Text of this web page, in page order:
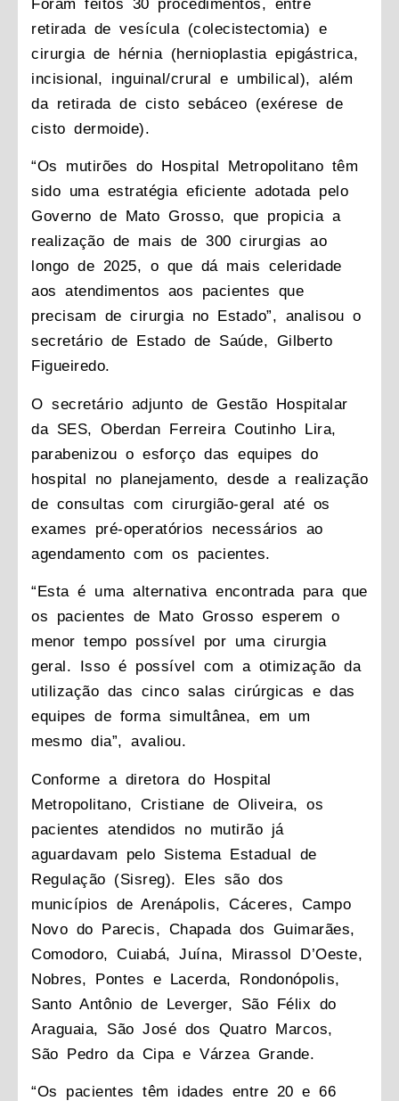
Foram feitos 30 procedimentos, entre
retirada de vesícula (colecistectomia) e
cirurgia de hérnia (hernioplastia epigástrica,
incisional, inguinal/crural e umbilical), além
da retirada de cisto sebáceo (exérese de
cisto dermoide).
“Os mutirões do Hospital Metropolitano têm
sido uma estratégia eficiente adotada pelo
Governo de Mato Grosso, que propicia a
realização de mais de 300 cirurgias ao
longo de 2025, o que dá mais celeridade
aos atendimentos aos pacientes que
precisam de cirurgia no Estado”, analisou o
secretário de Estado de Saúde, Gilberto
Figueiredo.
O secretário adjunto de Gestão Hospitalar
da SES, Oberdan Ferreira Coutinho Lira,
parabenizou o esforço das equipes do
hospital no planejamento, desde a realização
de consultas com cirurgião-geral até os
exames pré-operatórios necessários ao
agendamento com os pacientes.
“Esta é uma alternativa encontrada para que
os pacientes de Mato Grosso esperem o
menor tempo possível por uma cirurgia
geral. Isso é possível com a otimização da
utilização das cinco salas cirúrgicas e das
equipes de forma simultânea, em um
mesmo dia”, avaliou.
Conforme a diretora do Hospital
Metropolitano, Cristiane de Oliveira, os
pacientes atendidos no mutirão já
aguardavam pelo Sistema Estadual de
Regulação (Sisreg). Eles são dos
municípios de Arenápolis, Cáceres, Campo
Novo do Parecis, Chapada dos Guimarães,
Comodoro, Cuiabá, Juína, Mirassol D’Oeste,
Nobres, Pontes e Lacerda, Rondonópolis,
Santo Antônio de Leverger, São Félix do
Araguaia, São José dos Quatro Marcos,
São Pedro da Cipa e Várzea Grande.
“Os pacientes têm idades entre 20 e 66